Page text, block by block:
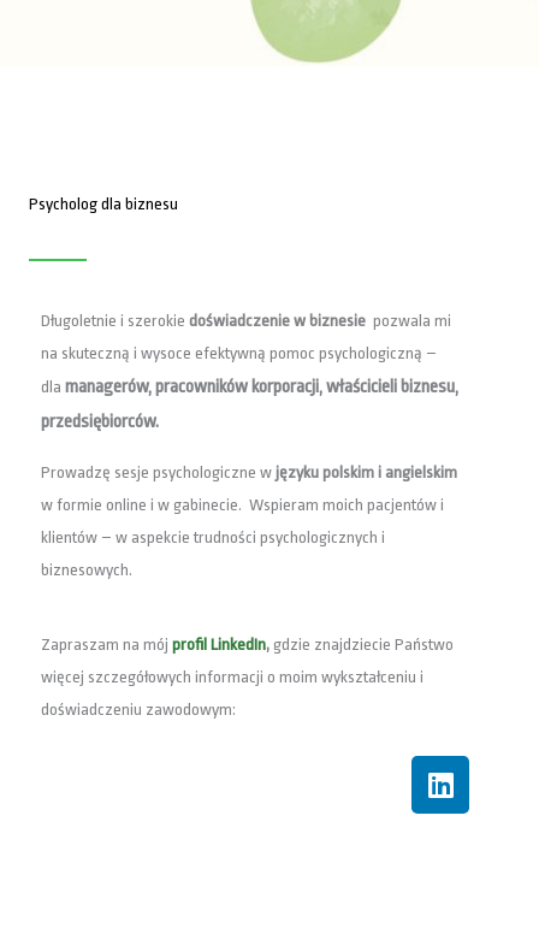
Psycholog dla biznesu
Długoletnie i szerokie doświadczenie w biznesie pozwala mi
na skuteczną i wysoce efektywną pomoc psychologiczną –
dla managerów,pracowników korporacji, właścicieli biznesu,
przedsiębiorców.
Prowadzę sesje psychologiczne w języku polskim i angielskim
w formie online i w gabinecie. Wspieram moich pacjentów i
klientów – w aspekcie trudności psychologicznych i
biznesowych.
Zapraszam na mój profil LinkedIn, gdzie znajdziecie Państwo
więcej szczegółowych informacji o moim wykształceniu i
doświadczeniu zawodowym:
L
i